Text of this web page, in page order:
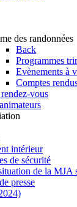
des randonnées
Back
Programmes
Evènements à
Comptes
vous
intérieur
de sécurité
de la MJA
presse